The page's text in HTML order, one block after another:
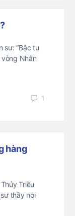
sư: “Bậc tu
Nhân
1
hàng
Triều
thầy nơi